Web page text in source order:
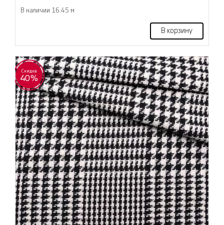
В наличии 16.45 м
В корзину
Скидка
40%